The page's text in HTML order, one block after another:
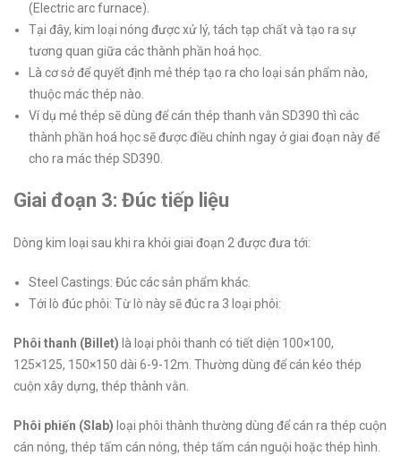
(Electric arc furnace).
Tại đây, kim loại nóng được xử lý, tách tạp chất và tạo ra sự
tương quan giữa các thành phần hoá học.
Là cơ sở để quyết định mẻ thép tạo ra cho loại sản phẩm nào,
thuộc mác thép nào.
Ví dụ mẻ thép sẽ dùng để cán thép thanh vằn SD390 thì các
thành phần hoá học sẽ được điều chỉnh ngay ở giai đoạn này để
cho ra mác thép SD390.
Giai đoạn 3: Đúc tiếp liệu
Dòng kim loại sau khi ra khỏi giai đoạn 2 được đưa tới:
Steel Castings: Đúc các sản phẩm khác.
Tới lò đúc phôi: Từ lò này sẽ đúc ra 3 loại phôi:
Phôi thanh (Billet) là loại phôi thanh có tiết diện 100×100,
125×125, 150×150 dài 6-9-12m. Thường dùng để cán kéo thép
cuộn xây dựng, thép thành vằn.
Phôi phiến (Slab) loại phôi thành thường dùng để cán ra thép cuộn
cán nóng, thép tấm cán nóng, thép tấm cán nguội hoặc thép hình.